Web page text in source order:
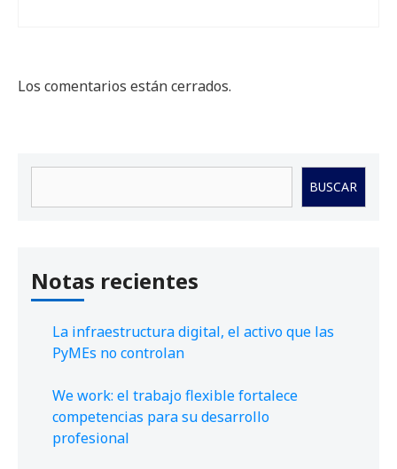
Los comentarios están cerrados.
BUSCAR
Notas recientes
La infraestructura digital, el activo que las
PyMEs no controlan
We work: el trabajo flexible fortalece
competencias para su desarrollo
profesional